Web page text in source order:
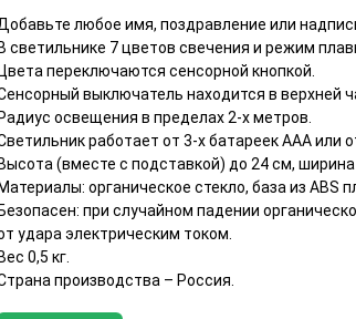
любое имя, поздравление или
В светильнике 7 цветов свечения и режим
Цвета переключаются сенсорной кнопкой.
выключатель находится в верхней
Радиус освещения в пределах 2-х метров.
работает от 3-х батареек ААА или
Высота (вместе с подставкой) до 24 см,
Материалы: органическое стекло, база из ABS
Безопасен: при случайном падении
удара электрическим током.
Вес 0,5 кг.
производства – Россия.